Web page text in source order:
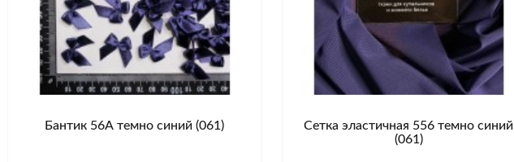
Бантик 56А темно синий (061)
Сетка эластичная 556 темно синий
(061)